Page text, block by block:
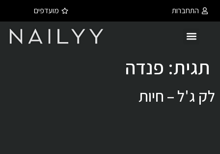
התחברות מועדפים
תגית: פנדה
לק ג'ל – חיות